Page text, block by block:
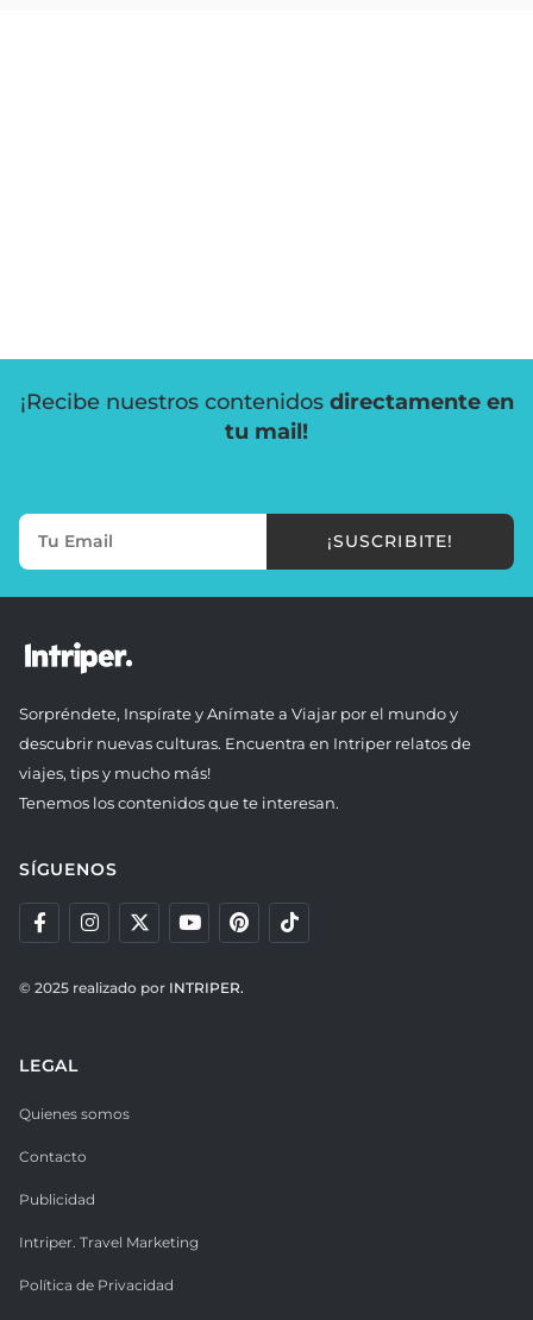
¡Recibe nuestros contenidos directamente en
tu mail!
¡SUSCRIBITE!
Sorpréndete, Inspírate y Anímate a Viajar por el mundo y
descubrir nuevas culturas. Encuentra en Intriper relatos de
viajes, tips y mucho más!
Tenemos los contenidos que te interesan.
SÍGUENOS
© 2025 realizado por INTRIPER.
LEGAL
Quienes somos
Contacto
Publicidad
Intriper. Travel Marketing
Política de Privacidad